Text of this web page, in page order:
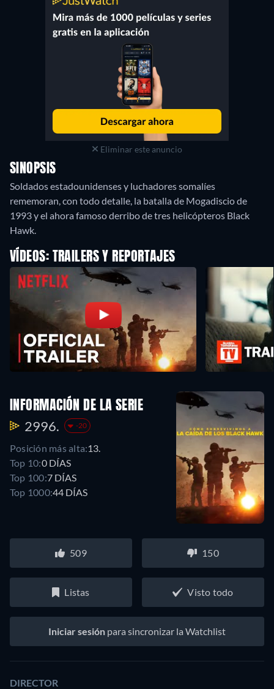
Eliminar este anuncio
SINOPSIS
Soldados estadounidenses y luchadores somalíes
rememoran, con todo detalle, la batalla de Mogadiscio de
1993 y el ahora famoso derribo de tres helicópteros Black
Hawk.
VÍDEOS: TRAILERS Y REPORTAJES
INFORMACIÓN DE LA SERIE
2996. -20
Posición más alta:13.
Top 10:0 DÍAS
Top 100:7 DÍAS
Top 1000:44 DÍAS
509 150
Listas Visto todo
Iniciar sesión para sincronizar la Watchlist
DIRECTOR